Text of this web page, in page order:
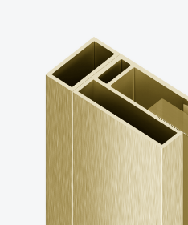
MENU
UŻYTKOWNIKA
WYSZUKIWARKI